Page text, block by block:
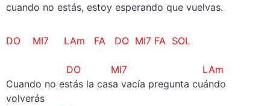
cuando no estás, estoy esperando que vuelvas.
DO MI7 LAm FA DO MI7 FA SOL
DO MI7 LAm
Cuando no estás la casa vacía pregunta cuándo
volverás